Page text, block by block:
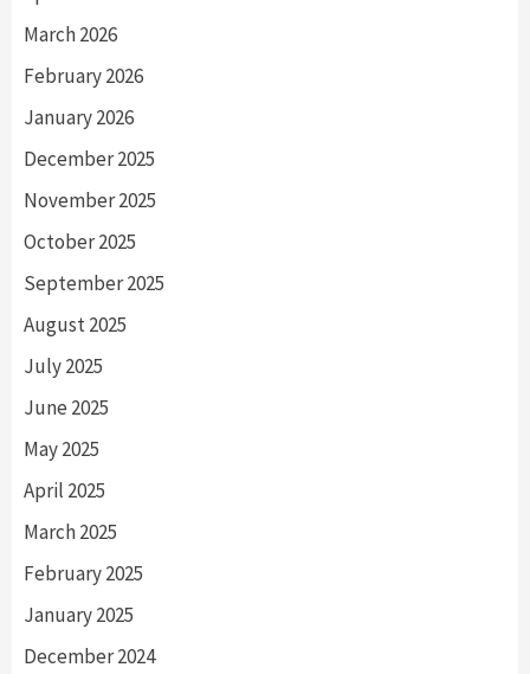
March 2026
February 2026
January 2026
December 2025
November 2025
October 2025
September 2025
August 2025
July 2025
June 2025
May 2025
April 2025
March 2025
February 2025
January 2025
December 2024